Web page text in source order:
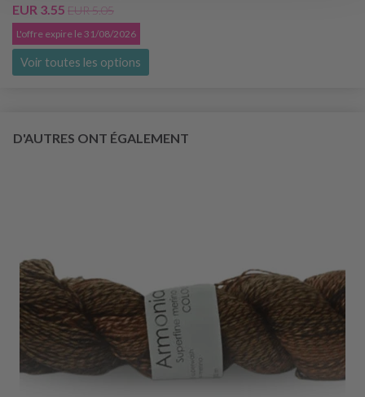
EUR 3.55 EUR 5.05
L'offre expire le 31/08/2026
Voir toutes les options
D'AUTRES ONT ÉGALEMENT